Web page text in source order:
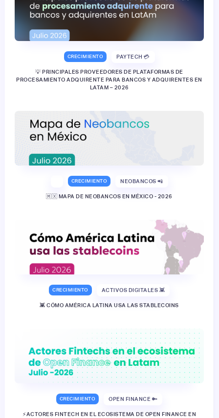
CRECIMIENTO PAYTECH 💳
💡 PRINCIPALES PROVEEDORES DE PLATAFORMAS DE
PROCESAMIENTO ADQUIRENTE PARA BANCOS Y ADQUIRENTES EN
LATAM – 2026
CRECIMIENTO NEOBANCOS 📲
🇲🇽 MAPA DE NEOBANCOS EN MÉXICO - 2026
CRECIMIENTO ACTIVOS DIGITALES 👾
👾 CÓMO AMÉRICA LATINA USA LAS STABLECOINS
CRECIMIENTO OPEN FINANCE 🔑
⚡️ACTORES FINTECH EN EL ECOSISTEMA DE OPEN FINANCE EN